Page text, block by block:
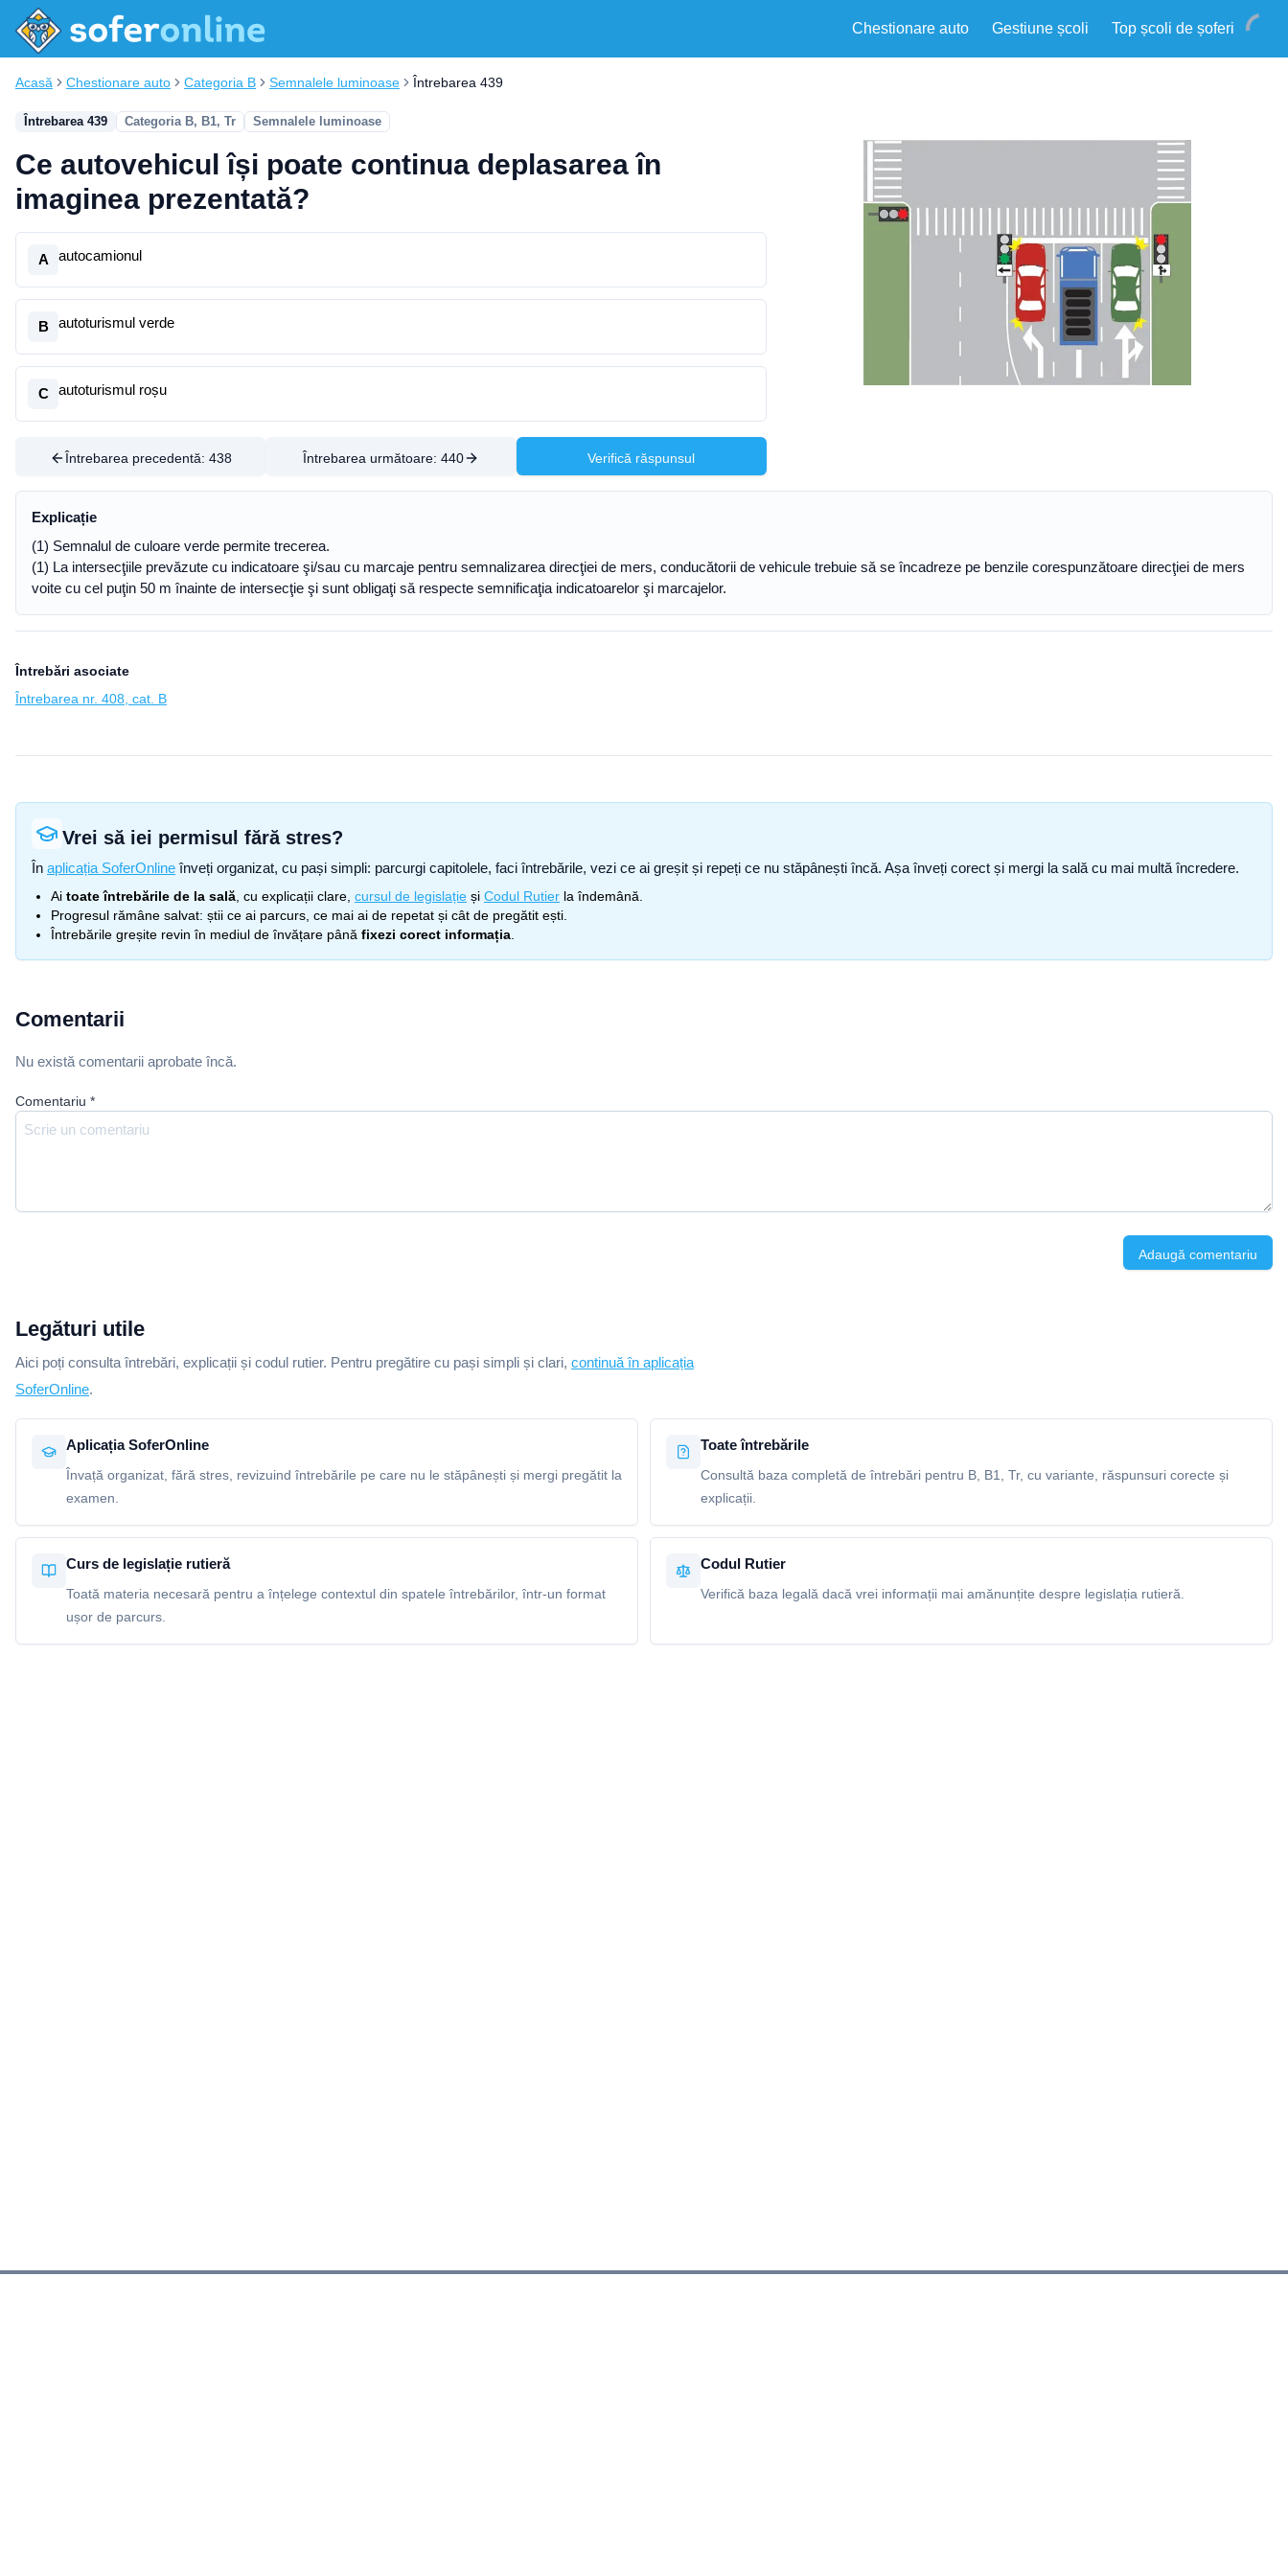
Chestionare auto Gestiune școli Top școli de șoferi
Acasă Chestionare auto Categoria B Semnalele luminoase Întrebarea 439
Întrebarea 439 Categoria B, B1, Tr Semnalele luminoase
Ce autovehicul își poate continua deplasarea în
imaginea prezentată?
A autocamionul
B autoturismul verde
C autoturismul roșu
Întrebarea precedentă: 438 Întrebarea următoare: 440 Verifică răspunsul
Explicație
(1) Semnalul de culoare verde permite trecerea.
(1) La intersecţiile prevăzute cu indicatoare şi/sau cu marcaje pentru semnalizarea direcţiei de mers, conducătorii de vehicule trebuie să se încadreze pe benzile corespunzătoare direcţiei de mers
voite cu cel puţin 50 m înainte de intersecţie şi sunt obligaţi să respecte semnificaţia indicatoarelor şi marcajelor.
Întrebări asociate
Întrebarea nr. 408, cat. B
Vrei să iei permisul fără stres?
În aplicația SoferOnline înveți organizat, cu pași simpli: parcurgi capitolele, faci întrebările, vezi ce ai greșit și repeți ce nu stăpânești încă. Așa înveți corect și mergi la sală cu mai multă încredere.
Ai toate întrebările de la sală , cu explicații clare, cursul de legislație și Codul Rutier la îndemână.
Progresul rămâne salvat: știi ce ai parcurs, ce mai ai de repetat și cât de pregătit ești.
Întrebările greșite revin în mediul de învățare până fixezi corect informația
Comentarii
Nu există comentarii aprobate încă.
Comentariu *
Adaugă comentariu
Legături utile
Aici poți consulta întrebări, explicații și codul rutier. Pentru pregătire cu pași simpli și clari, continuă în aplicația
SoferOnline.
Aplicația SoferOnline
Învață organizat, fără stres, revizuind întrebările pe care nu le stăpânești și mergi pregătit la
examen.
Toate întrebările
Consultă baza completă de întrebări pentru B, B1, Tr, cu variante, răspunsuri corecte și
explicații.
Curs de legislație rutieră
Toată materia necesară pentru a înțelege contextul din spatele întrebărilor, într-un format
ușor de parcurs.
Codul Rutier
Verifică baza legală dacă vrei informații mai amănunțite despre legislația rutieră.